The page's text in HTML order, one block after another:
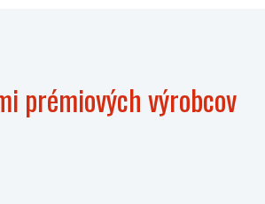
prémiových výrobcov